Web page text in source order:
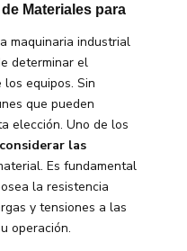
Materiales para
maquinaria industrial
determinar el
equipos. Sin
que pueden
elección. Uno de los
las
Es fundamental
la resistencia
y tensiones a las
operación.